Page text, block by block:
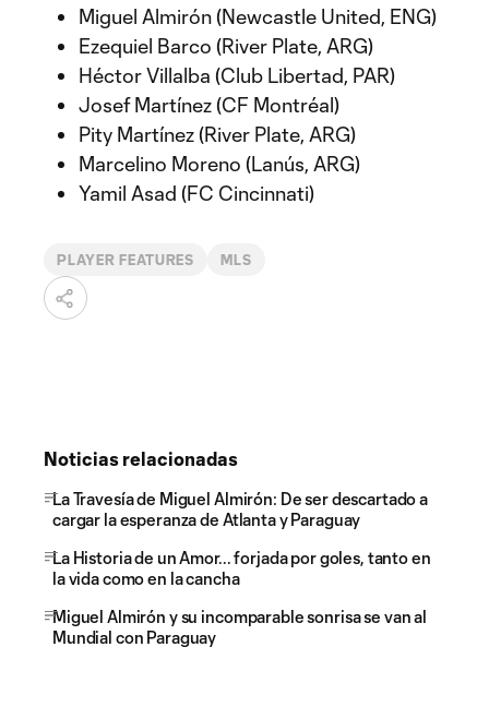
Miguel Almirón (Newcastle United, ENG)
Ezequiel Barco (River Plate, ARG)
Héctor Villalba (Club Libertad, PAR)
Josef Martínez (CF Montréal)
Pity Martínez (River Plate, ARG)
Marcelino Moreno (Lanús, ARG)
Yamil Asad (FC Cincinnati)
PLAYER FEATURES MLS
Noticias relacionadas
La Travesía de Miguel Almirón: De ser descartado a
cargar la esperanza de Atlanta y Paraguay
La Historia de un Amor... forjada por goles, tanto en
la vida como en la cancha
Miguel Almirón y su incomparable sonrisa se van al
Mundial con Paraguay